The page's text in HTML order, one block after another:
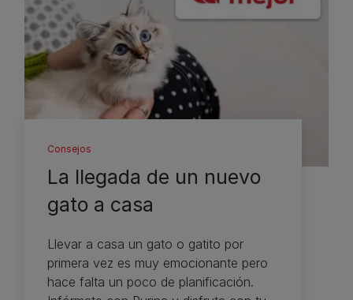
Consejos
La llegada de un nuevo
gato a casa
Llevar a casa un gato o gatito por
primera vez es muy emocionante pero
hace falta un poco de planificación.